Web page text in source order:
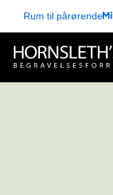
Rum til pårørende